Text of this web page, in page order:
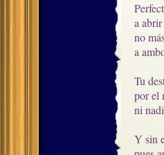
a
no
a
Tu
por el
ni
Y sin